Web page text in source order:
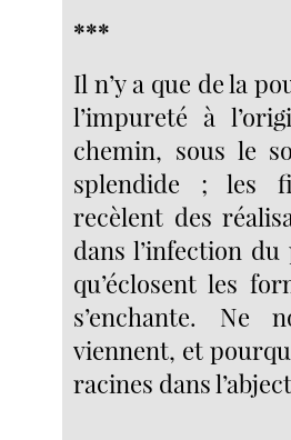
***
Il n’y a que de la
l’impureté à
chemin, sous le
splendide ; les
recèlent des
dans l’infection
qu’éclosent les
s’enchante. Ne
viennent, et
racines dans